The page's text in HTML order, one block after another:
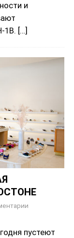
и
1B. […]
пустеют